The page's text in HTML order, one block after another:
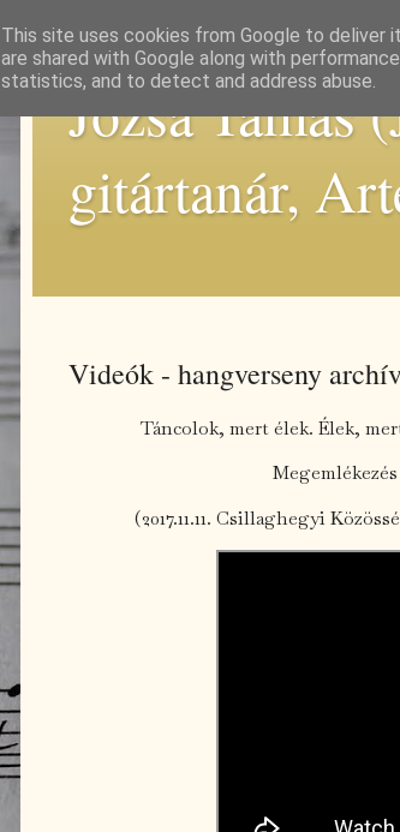
Józsa Tamás
gitártanár,
Videók - hangverseny
Táncolok, mert élek. Élek,
(2017.11.11. Csillaghegyi
This site uses cookies from Google to deliver
are shared with Google along with
statistics, and to detect and address abuse.